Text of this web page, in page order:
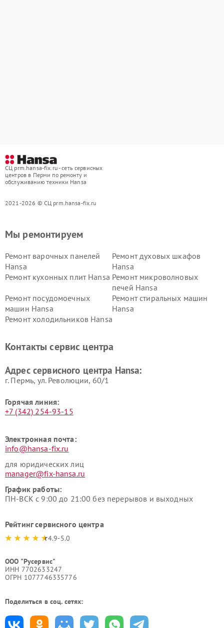
СЦ prm.hansa-fix.ru - сеть сервисных
центров в Перми по ремонту и
обслуживанию техники Hansa
2021-2026 © СЦ prm.hansa-fix.ru
Мы ремонтируем
Ремонт варочных панелей
Hansa
Ремонт духовых шкафов
Hansa
Ремонт кухонных плит Hansa Ремонт микроволновых
печей Hansa
Ремонт посудомоечных
машин Hansa
Ремонт стиральных машин
Hansa
Ремонт холодильников Hansa
Контакты сервис центра
Адрес сервисного центра Hansa:
г. Пермь, ул. ​Революции, 60/1
Горячая линия:
+7 (342) 254-93-15
Электронная почта:
info@hansa-fix.ru
для юридических лиц
manager@fix-hansa.ru
График работы:
ПН-ВСК с 9:00 до 21:00 без перерывов и выходных
Рейтинг сервисного центра
4.9-5.0
ООО "Русервис"
ИНН 7702633247
ОГРН 1077746335776
Поделиться в соц. сетях: